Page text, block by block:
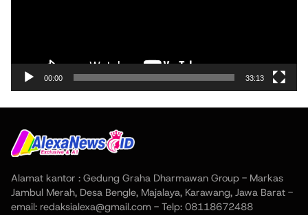
00:00 33:13
Alamat kantor : Gedung Graha Dharmawan Group - Markas
Jambul Merah, Desa Bengle, Majalaya, Karawang, Jawa Barat -
email: redaksialexa@gmail.com - Telp: 08118672488